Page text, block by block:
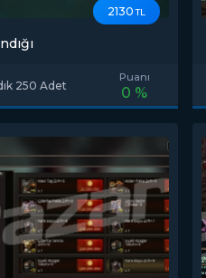
2130 TL
250 Adet
Puanı
0 %